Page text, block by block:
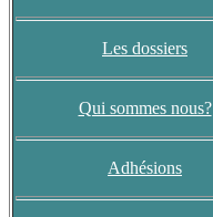
Les dossiers
Qui sommes nous?
Adhésions